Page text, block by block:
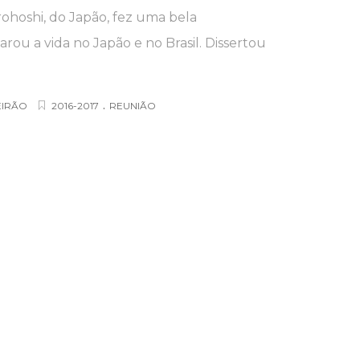
do Japão, fez uma bela
a vida no Japão e no Brasil. Dissertou
2016-2017 . REUNIÃO